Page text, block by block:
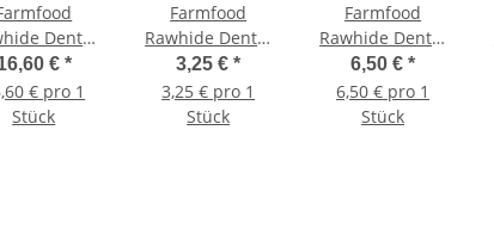
Dental
M, 20cm
€ *
€ pro 1
Stück
Farmfood
Rawhide Dental
Roll M
3,25 €*
3,25 € pro 1
Stück
Farmfood
Rawhide Dental
Donut M
6,50 €*
6,50 € pro 1
Stück